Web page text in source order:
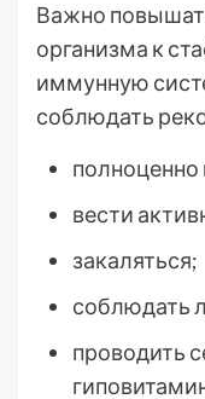
Важно
организма к
иммунную
соблюдать
полноценно
вести
закаляться;
соблюдать
проводить